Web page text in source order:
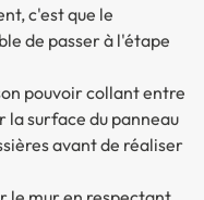
c'est que le
de passer à l'étape
pouvoir collant entre
la surface du panneau
avant de réaliser